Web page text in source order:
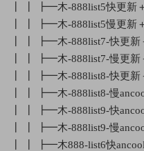
┃ ┃ ┣━木-888list5快更新
┃ ┃ ┣━木-888list5慢更新
┃ ┃ ┣━木-888list7-快更新
┃ ┃ ┣━木-888list7-慢更新
┃ ┃ ┣━木-888list8-快更新
┃ ┃ ┣━木-888list8-慢
┃ ┃ ┣━木-888list9-快
┃ ┃ ┣━木-888list9-慢
┃ ┃ ┣━木888-list6快